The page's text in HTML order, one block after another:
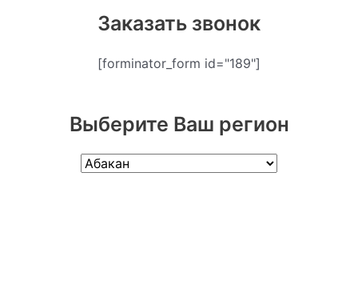
Заказать звонок
[forminator_form id="189"]
Выберите Ваш регион